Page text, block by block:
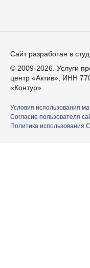
© 2009-2026. Услуги
центр «Актив», ИНН
«Контур»
Сайт разработан в
Условия использования
Согласие пользователя
Политика использования